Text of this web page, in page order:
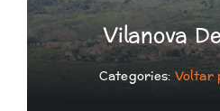
Vilanova
Categories: Voltar